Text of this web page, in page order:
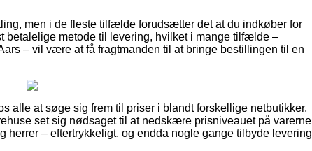
men i de fleste tilfælde forudsætter det at du indkøber for
betalelige metode til levering, hvilket i mange tilfælde –
– vil være at få fragtmanden til at bringe bestillingen til en
alle at søge sig frem til priser i blandt forskellige netbutikker,
set sig nødsaget til at nedskære prisniveauet på varerne
herrer – eftertrykkeligt, og endda nogle gange tilbyde levering